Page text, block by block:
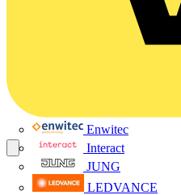
Enwitec
Interact
JUNG
LEDVANCE